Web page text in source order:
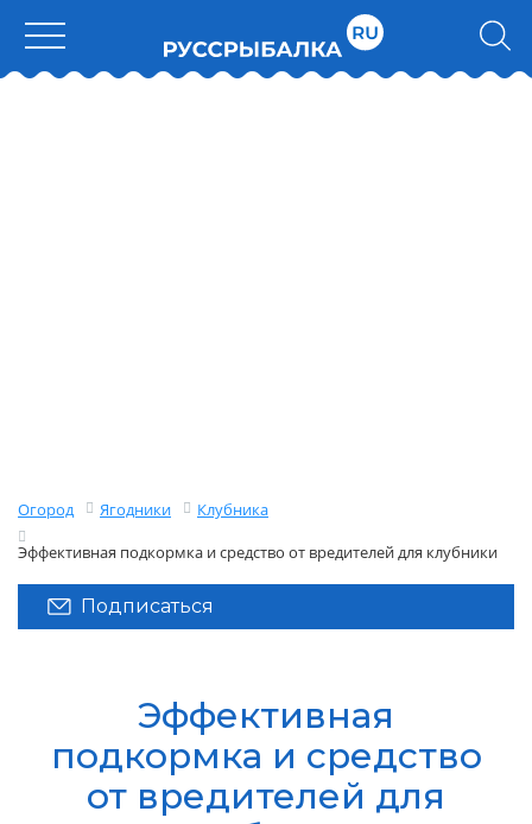
Огород Ягодники
Клубника
Эффективная подкормка и средство от вредителей для клубники
Подписаться
Эффективная
подкормка и средство
от вредителей для